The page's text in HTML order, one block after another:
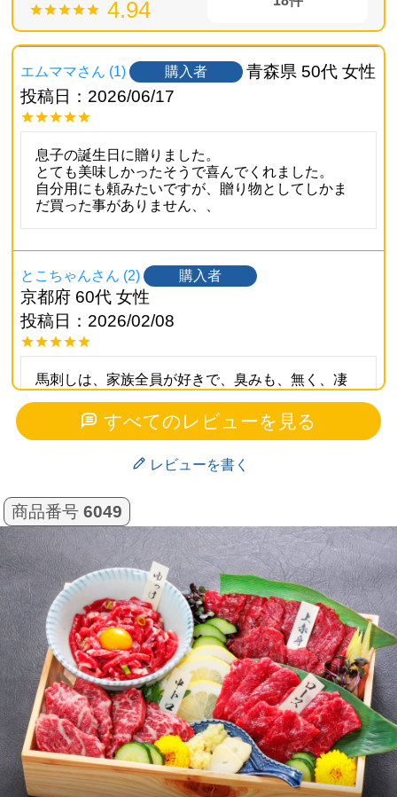
4.94
エムママ 1 購入者 青森県 50代 女性
投稿日
2026/06/17
息子の誕生日に贈りました。
とても美味しかったそうで喜んでくれました。
自分用にも頼みたいですが、贈り物としてしかま
だ買った事がありません、、
とこちゃん 2 購入者
京都府 60代 女性
投稿日
2026/02/08
馬刺しは、家族全員が好きで、臭みも、無く、凄
又注文します。
投稿日
2025/12/04
いつも美味し馬刺しで、友達と食べてます。
また、購入します。
つなえる 1 購入者
非公開
投稿日
2025/09/17
家族にプレゼントしましたが、とても喜んでおり
ました。
赤身とユッケがとてもよいです。
すべてのレビューを見る
レビューを書く
商品番号 6049